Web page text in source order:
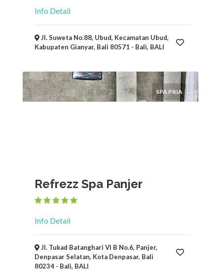
Info Detail
Jl. Suweta No.88, Ubud, Kecamatan Ubud,
Kabupaten Gianyar, Bali 80571 - Bali, BALI
SPA PRIA
Refrezz Spa Panjer
Info Detail
Jl. Tukad Batanghari VI B No.6, Panjer,
Denpasar Selatan, Kota Denpasar, Bali
80234 - Bali, BALI